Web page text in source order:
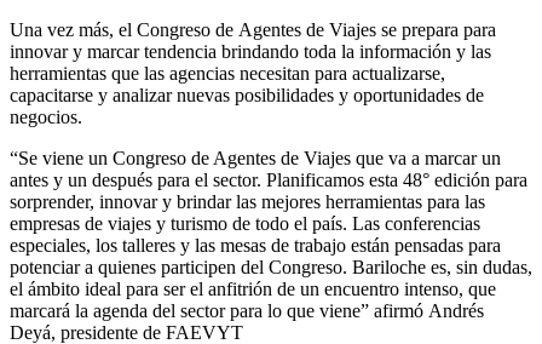
Una vez más, el Congreso de Agentes de Viajes se prepara para
innovar y marcar tendencia brindando toda la información y las
herramientas que las agencias necesitan para actualizarse,
capacitarse y analizar nuevas posibilidades y oportunidades de
negocios.
“Se viene un Congreso de Agentes de Viajes que va a marcar un
antes y un después para el sector. Planificamos esta 48° edición para
sorprender, innovar y brindar las mejores herramientas para las
empresas de viajes y turismo de todo el país. Las conferencias
especiales, los talleres y las mesas de trabajo están pensadas para
potenciar a quienes participen del Congreso. Bariloche es, sin dudas,
el ámbito ideal para ser el anfitrión de un encuentro intenso, que
marcará la agenda del sector para lo que viene” afirmó Andrés
Deyá, presidente de FAEVYT